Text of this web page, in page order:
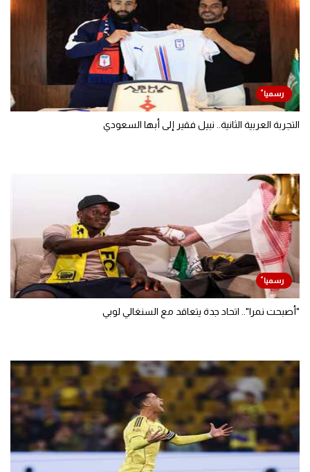
التجربة العربية الثانية.. نبيل فقير إلى أبها السعودي
"أصبحت نمرا".. اتحاد جدة يتعاقد مع السنغالي لوبي